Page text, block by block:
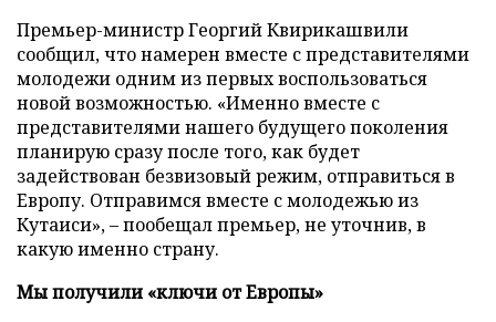
Премьер-министр Георгий Квирикашвили
сообщил, что намерен вместе с представителями
молодежи одним из первых воспользоваться
новой возможностью. «Именно вместе с
представителями нашего будущего поколения
планирую сразу после того, как будет
задействован безвизовый режим, отправиться в
Европу. Отправимся вместе с молодежью из
Кутаиси», – пообещал премьер, не уточнив, в
какую именно страну.
Мы получили «ключи от Европы»